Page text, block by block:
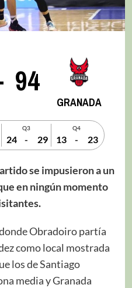
94
GRANADA
Q3
24 - 29
Q4
13 - 23
se impusieron a un
en ningún momento
Obradoiro partía
como local mostrada
los de Santiago
media y Granada